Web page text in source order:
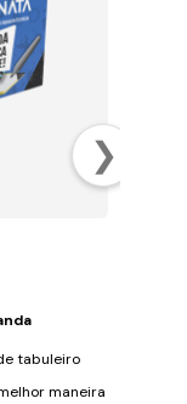
❯
tabuleiro
maneira